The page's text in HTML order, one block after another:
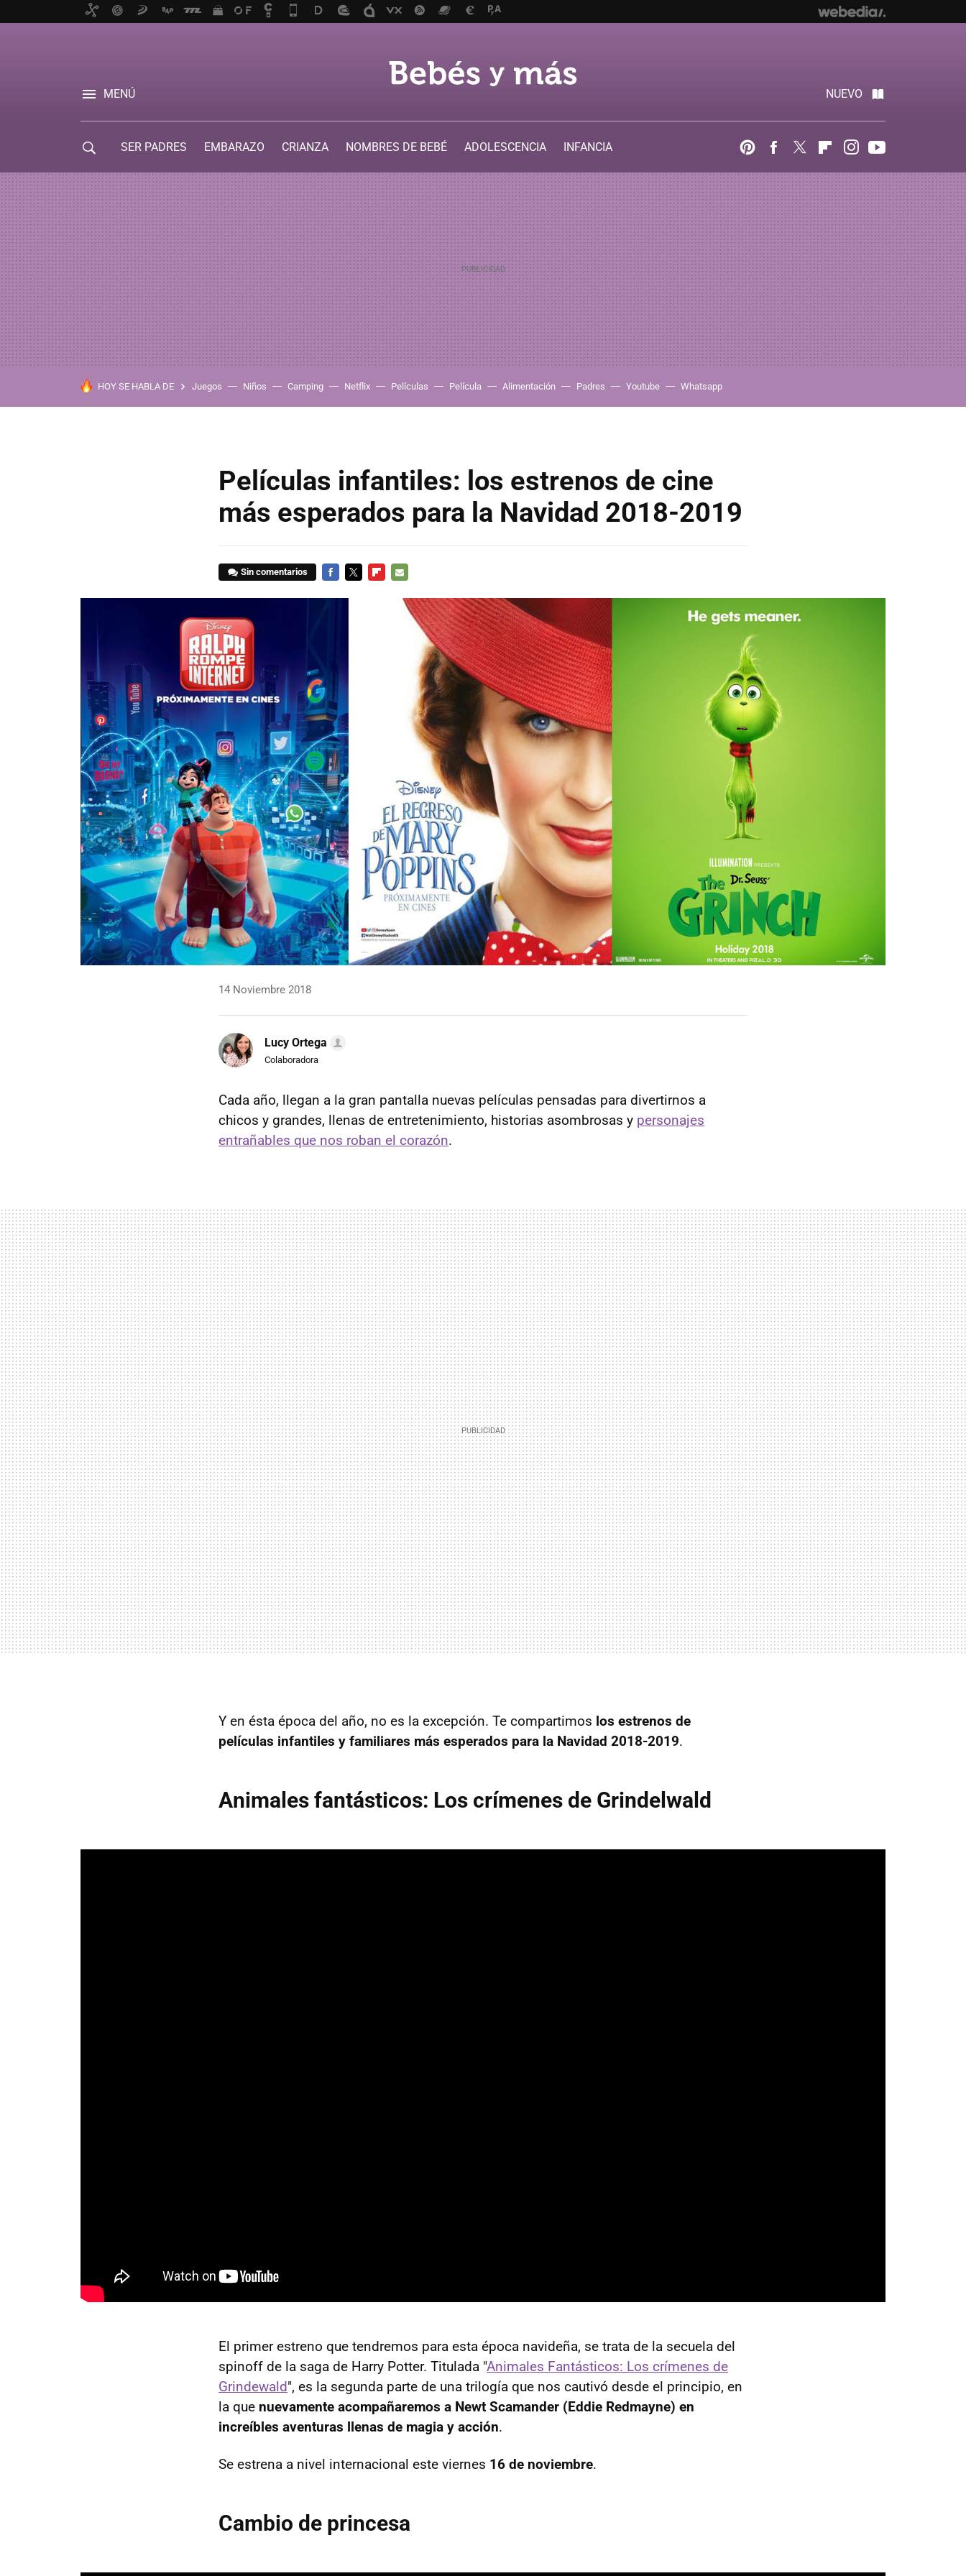
MENÚ NUEVO
SER PADRES EMBARAZO CRIANZA NOMBRES DE BEBÉ ADOLESCENCIA
INFANCIA
PinterestFacebook
Twitter FlipboardInstagram
HOY SE HABLA DE Juegos Niños Camping Netflix Películas Película Alimentación Padres Youtube Whatsapp
Películas infantiles: los estrenos de cine
más esperados para la Navidad 2018-2019
Sin comentarios
MAIL
14 Noviembre 2018
Lucy Ortega
Colaboradora
Cada año, llegan a la gran pantalla nuevas películas pensadas para divertirnos a
chicos y grandes, llenas de entretenimiento, historias asombrosas y personajes
entrañables que nos roban el corazón.
Y en ésta época del año, no es la excepción. Te compartimos los estrenos de
películas infantiles y familiares más esperados para la Navidad 2018-2019.
Animales fantásticos: Los crímenes de Grindelwald
El primer estreno que tendremos para esta época navideña, se trata de la secuela del
spinoff de la saga de Harry Potter. Titulada "Animales Fantásticos: Los crímenes de
Grindewald", es la segunda parte de una trilogía que nos cautivó desde el principio, en
la que nuevamente acompañaremos a Newt Scamander (Eddie Redmayne) en
increíbles aventuras llenas de magia y acción.
Se estrena a nivel internacional este viernes 16 de noviembre.
Cambio de princesa